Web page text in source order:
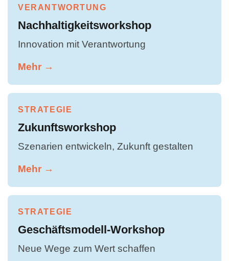
VERANTWORTUNG
Nachhaltigkeitsworkshop
Innovation mit Verantwortung
Mehr →
STRATEGIE
Zukunftsworkshop
Szenarien entwickeln, Zukunft gestalten
Mehr →
STRATEGIE
Geschäftsmodell-Workshop
Neue Wege zum Wert schaffen